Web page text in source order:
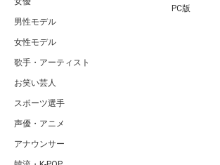
男性モデル
女性モデル
歌手・アーティスト
お笑い芸人
スポーツ選手
声優・アニメ
アナウンサー
PC版